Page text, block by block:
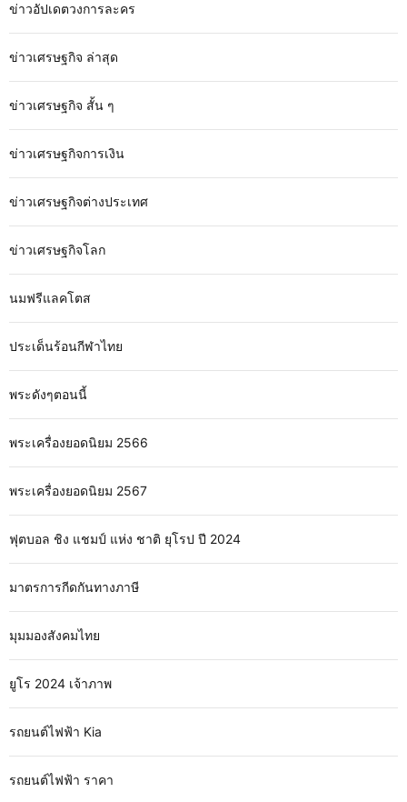
ข่าวอัปเดตวงการละคร
ข่าวเศรษฐกิจ ล่าสุด
ข่าวเศรษฐกิจ สั้น ๆ
ข่าวเศรษฐกิจการเงิน
ข่าวเศรษฐกิจต่างประเทศ
ข่าวเศรษฐกิจโลก
นมฟรีแลคโตส
ประเด็นร้อนกีฬาไทย
พระดังๆตอนนี้
พระเครื่องยอดนิยม 2566
พระเครื่องยอดนิยม 2567
ฟุตบอล ชิง แชมป์ แห่ง ชาติ ยุโรป ปี 2024
มาตรการกีดกันทางภาษี
มุมมองสังคมไทย
ยูโร 2024 เจ้าภาพ
รถยนต์ไฟฟ้า Kia
รถยนต์ไฟฟ้า ราคา